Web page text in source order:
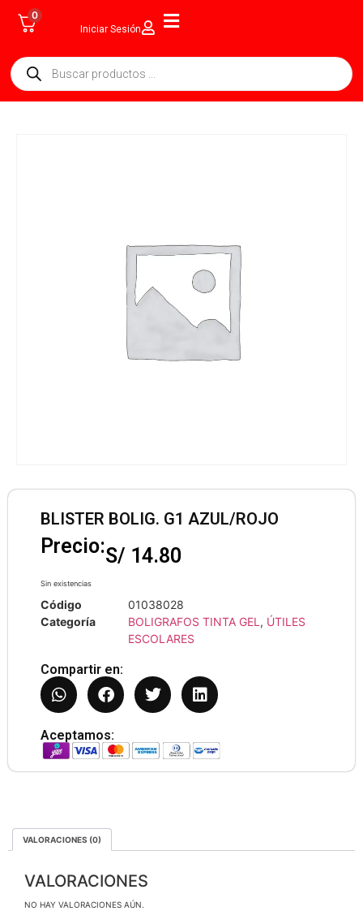
0
Iniciar Sesión
BLISTER BOLIG. G1 AZUL/ROJO
Precio:S/ 14.80
Sin existencias
Código
01038028
Categoría
BOLIGRAFOS TINTA GEL , ÚTILES
ESCOLARES
Compartir en:
Aceptamos:
VALORACIONES (0)
VALORACIONES
NO HAY VALORACIONES AÚN.